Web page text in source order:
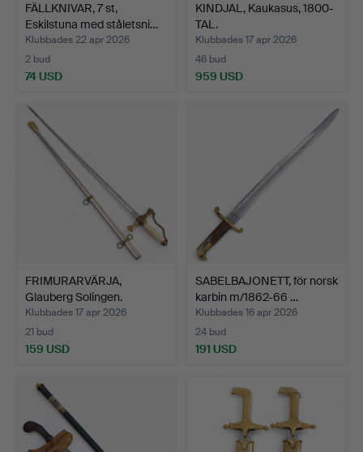
FÄLLKNIVAR, 7 st,
Eskilstuna med ståletsni…
Klubbades 22 apr 2026
2 bud
74 USD
KINDJAL, Kaukasus, 1800-
TAL.
Klubbades 17 apr 2026
46 bud
959 USD
FRIMURARVÄRJA,
Glauberg Solingen.
Klubbades 17 apr 2026
21 bud
159 USD
SABELBAJONETT, för norsk
karbin m/1862-66 …
Klubbades 16 apr 2026
24 bud
191 USD